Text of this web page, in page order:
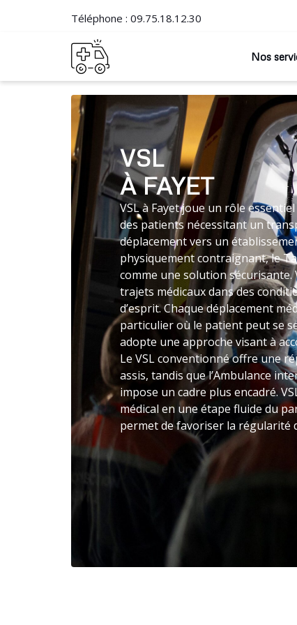
Téléphone : 09.75.18.12.30
Nos
VSL
À FAYET
VSL à Fayet joue un rôle
des patients nécessitant un
déplacement vers un
physiquement contraignant, le
comme une solution sécurisante.
trajets médicaux dans des
d’esprit. Chaque déplacement
particulier où le patient peut se
adopte une approche visant à
Le VSL conventionné offre une
assis, tandis que l’Ambulance
impose un cadre plus encadré.
médical en une étape fluide du
permet de favoriser la régularité